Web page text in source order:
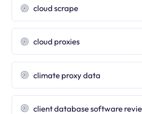
cloud scrape
cloud proxies
climate proxy data
client database software